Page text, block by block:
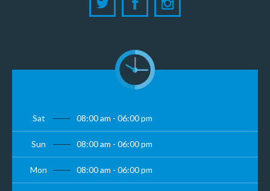
Sat 08:00 am - 06:00 pm
Sun 08:00 am - 06:00 pm
Mon 08:00 am - 06:00 pm